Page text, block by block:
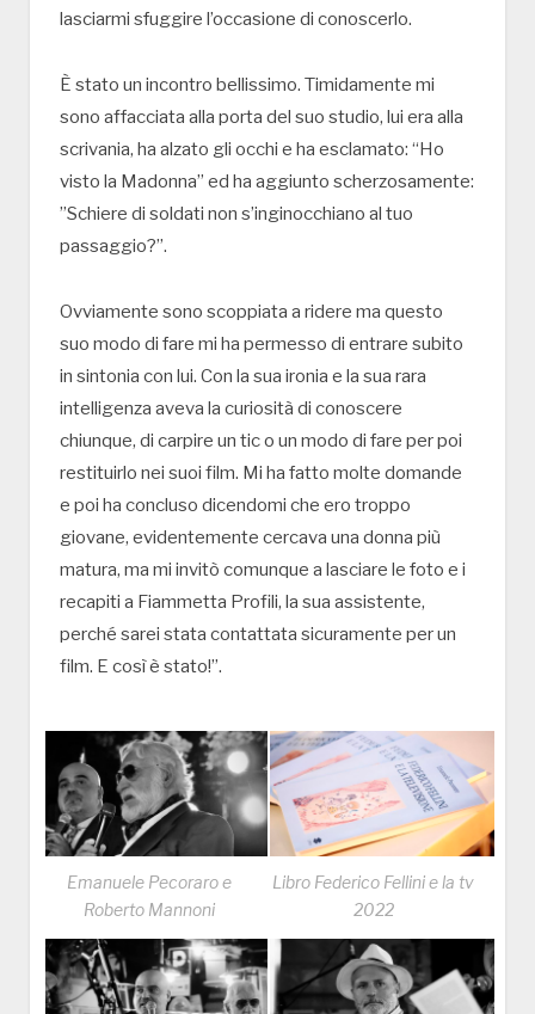
lasciarmi sfuggire l’occasione di conoscerlo.
È stato un incontro bellissimo. Timidamente mi
sono affacciata alla porta del suo studio, lui era alla
scrivania, ha alzato gli occhi e ha esclamato: “Ho
visto la Madonna” ed ha aggiunto scherzosamente:
”Schiere di soldati non s’inginocchiano al tuo
passaggio?”.
Ovviamente sono scoppiata a ridere ma questo
suo modo di fare mi ha permesso di entrare subito
in sintonia con lui. Con la sua ironia e la sua rara
intelligenza aveva la curiosità di conoscere
chiunque, di carpire un tic o un modo di fare per poi
restituirlo nei suoi film. Mi ha fatto molte domande
e poi ha concluso dicendomi che ero troppo
giovane, evidentemente cercava una donna più
matura, ma mi invitò comunque a lasciare le foto e i
recapiti a Fiammetta Profili, la sua assistente,
perché sarei stata contattata sicuramente per un
film. E così è stato!”.
Emanuele Pecoraro e
Roberto Mannoni
Libro Federico Fellini e la tv
2022